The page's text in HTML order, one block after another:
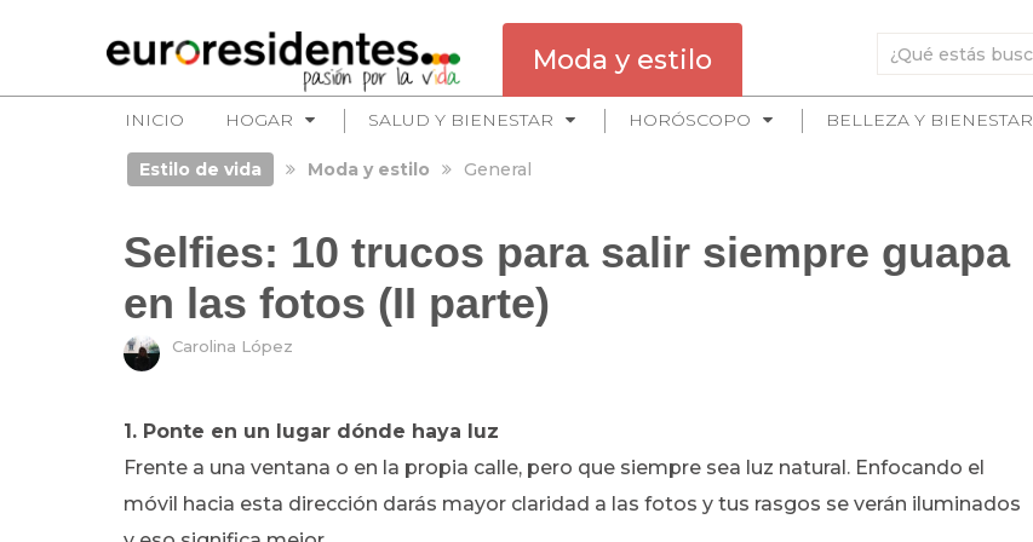
Moda y estilo
INICIO HOGAR SALUD Y BIENESTAR HORÓSCOPO BELLEZA Y BIENESTAR
Estilo de vida Moda y estilo General
Selfies: 10 trucos para salir siempre guapa
en las fotos (II parte)
Carolina López
1. Ponte en un lugar dónde haya luz
Frente a una ventana o en la propia calle, pero que siempre sea luz natural. Enfocando el
móvil hacia esta dirección darás mayor claridad a las fotos y tus rasgos se verán iluminados